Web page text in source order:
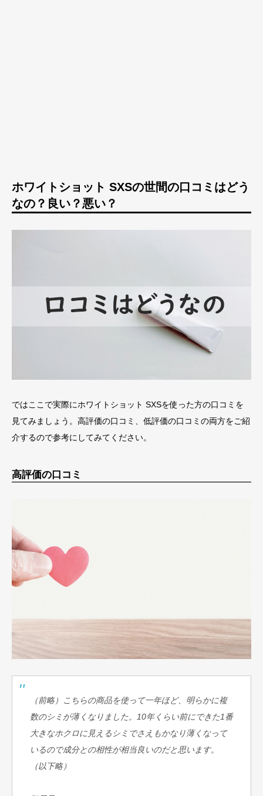
ホワイトショット SXSの世間の口コミはどう
なの？良い？悪い？
ではここで実際にホワイトショット SXSを使った方の口コミを
見てみましょう。高評価の口コミ、低評価の口コミの両方をご紹
介するので参考にしてみてください。
高評価の口コミ
（前略）
こちらの商品を使って一年ほど、明らかに複
数のシミが薄くなりました。10年くらい前にできた1番
大きなホクロに見えるシミでさえもかなり薄くなって
いるので成分との相性が相当良いのだと思います。
（以下略）